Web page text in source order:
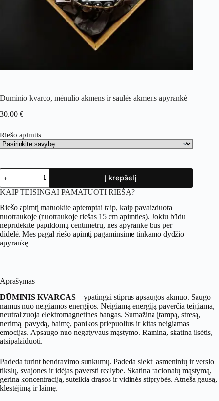
Dūminio kvarco, mėnulio akmens ir saulės akmens apyrankė
30.00 €
Riešo apimtis
Į krepšelį
KAIP TEISINGAI PAMATUOTI RIEŠĄ?
Riešo apimtį matuokite aptemptai taip, kaip pavaizduota
nuotraukoje (nuotraukoje riešas 15 cm apimties). Jokiu būdu
nepridėkite papildomų centimetrų, nes apyrankė bus per
didelė. Mes pagal riešo apimtį pagaminsime tinkamo dydžio
apyrankę.
Aprašymas
DŪMINIS KVARCAS – ypatingai stiprus apsaugos akmuo. Saugo
namus nuo neigiamos energijos. Neigiamą energiją paverčia teigiama,
neutralizuoja elektromagnetines bangas. Sumažina įtampą, stresą,
nerimą, pavydą, baimę, panikos priepuolius ir kitas neigiamas
emocijas. Apsaugo nuo negatyvaus mąstymo. Ramina, skatina ilsėtis,
atsipalaiduoti.
Padeda turint bendravimo sunkumų. Padeda siekti asmeninių ir verslo
tikslų, svajones ir idėjas paversti realybe. Skatina racionalų mąstymą,
gerina koncentraciją, suteikia drąsos ir vidinės stiprybės. Atneša gausą,
klestėjimą ir laimę.